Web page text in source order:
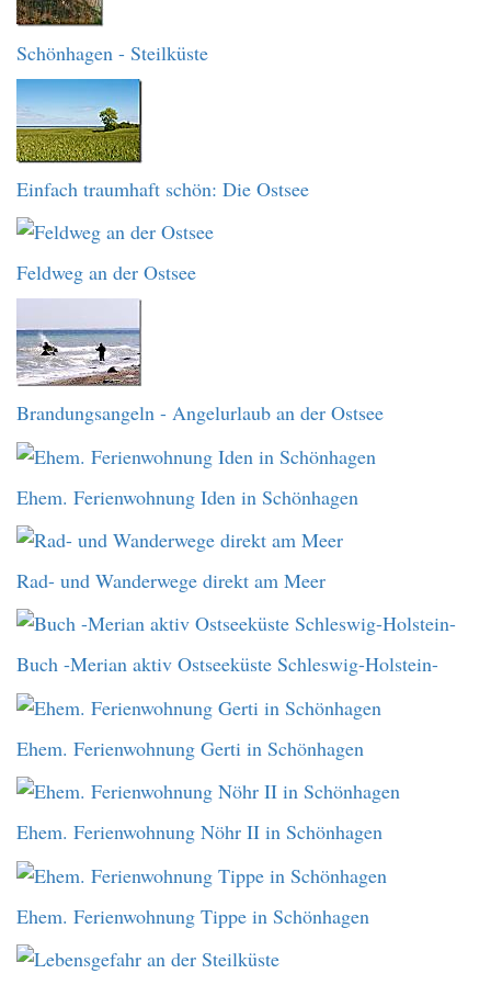
Schönhagen - Steilküste
Einfach traumhaft schön: Die Ostsee
Feldweg an der Ostsee
Brandungsangeln - Angelurlaub an der Ostsee
Ehem. Ferienwohnung Iden in Schönhagen
Rad- und Wanderwege direkt am Meer
Buch -Merian aktiv Ostseeküste Schleswig-Holstein-
Ehem. Ferienwohnung Gerti in Schönhagen
Ehem. Ferienwohnung Nöhr II in Schönhagen
Ehem. Ferienwohnung Tippe in Schönhagen